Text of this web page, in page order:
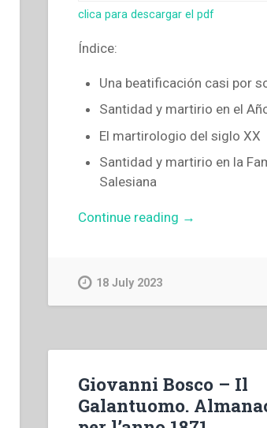
clica para descargar el pdf
Índice:
Una beatificación casi por
Santidad y martirio en el
El martirologio del siglo XX
Santidad y martirio en la
Salesiana
Continue reading “Juan
al
del
tercer
→
18 July 2023
Giovanni Bosco – Il
Galantuomo.